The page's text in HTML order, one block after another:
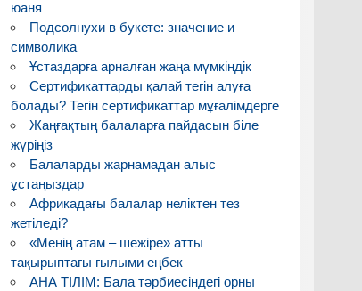
юаня
Подсолнухи в букете: значение и
символика
Ұстаздарға арналған жаңа мүмкіндік
Сертификаттарды қалай тегін алуға
болады? Тегін сертификаттар мұғалімдерге
Жаңғақтың балаларға пайдасын біле
жүріңіз
Балаларды жарнамадан алыс
ұстаңыздар
Африкадағы балалар неліктен тез
жетіледі?
«Менің атам – шежіре» атты
тақырыптағы ғылыми еңбек
АНА ТІЛІМ: Бала тәрбиесіндегі орны